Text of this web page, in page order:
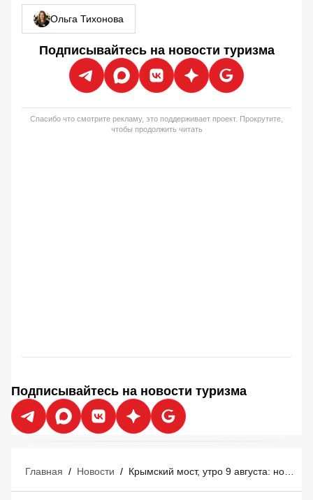
Ольга Тихонова
Подписывайтесь на новости туризма
Спасибо что смотрите рекламу, это поддерживает проект. Прокрутите,
чтобы продолжить читать
Подписывайтесь на новости туризма
Главная / Новости /